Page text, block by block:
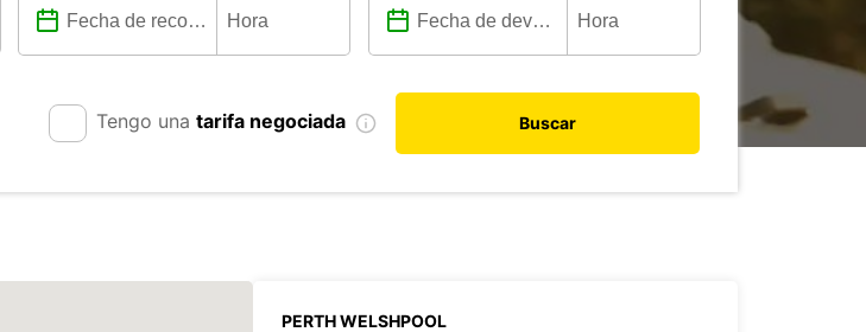
Tengo una tarifa negociada Buscar
PERTH WELSHPOOL